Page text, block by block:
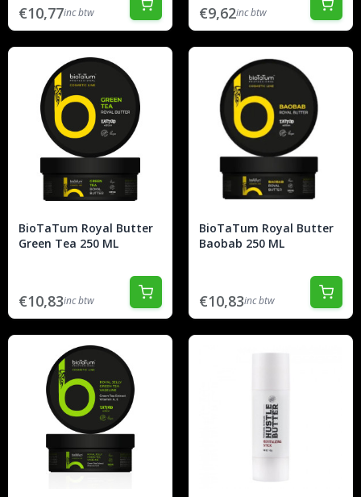
€10,77inc btw €9,62inc btw
BioTaTum Royal Butter
Green Tea 250 ML
€10,83inc btw
BioTaTum Royal Butter
Baobab 250 ML
€10,83inc btw